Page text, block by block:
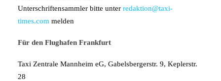
Unterschriftensammler bitte unter redaktion@taxi-
times.com melden
Für den Flughafen Frankfurt
Taxi Zentrale Mannheim eG, Gabelsbergerstr. 9, Keplerstr.
28